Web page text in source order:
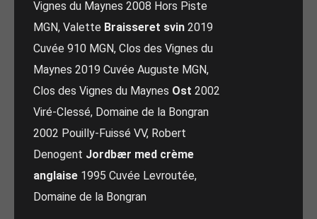
Vignes du Maynes 2008 Hors Piste
MGN, Valette Braisseret svin 2019
Cuvée 910 MGN, Clos des Vignes du
Maynes 2019 Cuvée Auguste MGN,
Clos des Vignes du Maynes Ost 2002
Viré-Clessé, Domaine de la Bongran
2002 Pouilly-Fuissé VV, Robert
Denogent Jordbær med crème
anglaise 1995 Cuvée Levroutée,
Domaine de la Bongran